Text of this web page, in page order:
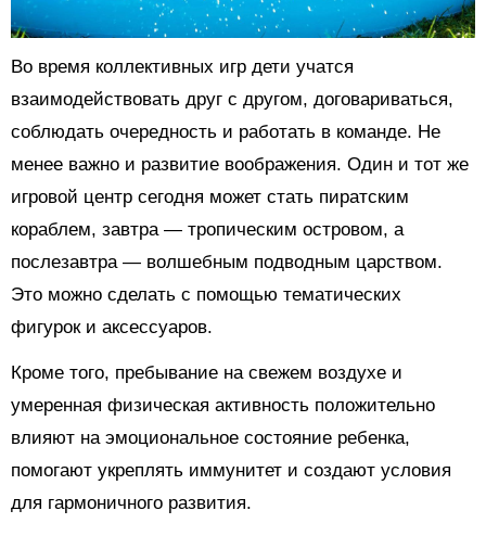
Во время коллективных игр дети учатся
взаимодействовать друг с другом, договариваться,
соблюдать очередность и работать в команде. Не
менее важно и развитие воображения. Один и тот же
игровой центр сегодня может стать пиратским
кораблем, завтра — тропическим островом, а
послезавтра — волшебным подводным царством.
Это можно сделать с помощью тематических
фигурок и аксессуаров.
Кроме того, пребывание на свежем воздухе и
умеренная физическая активность положительно
влияют на эмоциональное состояние ребенка,
помогают укреплять иммунитет и создают условия
для гармоничного развития.